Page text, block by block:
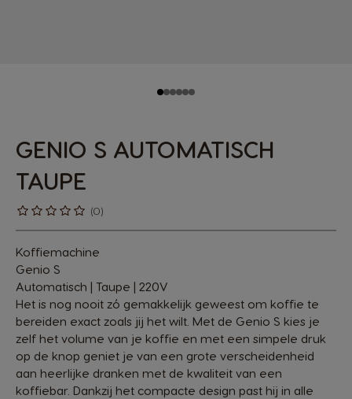
GENIO S AUTOMATISCH
TAUPE
(0)
Koffiemachine
Genio S
Automatisch | Taupe | 220V
Het is nog nooit zó gemakkelijk geweest om koffie te
bereiden exact zoals jij het wilt. Met de Genio S kies je
zelf het volume van je koffie en met een simpele druk
op de knop geniet je van een grote verscheidenheid
aan heerlijke dranken met de kwaliteit van een
koffiebar. Dankzij het compacte design past hij in alle